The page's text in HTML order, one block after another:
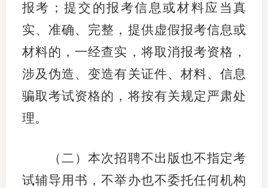
报考；提交的报考信息或材料应当真
实、准确、完整，提供虚假报考信息或
材料的，一经查实，将取消报考资格，
涉及伪造、变造有关证件、材料、信息
骗取考试资格的，将按有关规定严肃处
理。
（二）本次招聘不出版也不指定考
试辅导用书，不举办也不委托任何机构